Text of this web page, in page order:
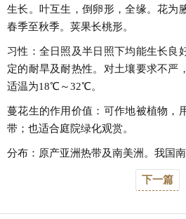
生长。叶互生，倒卵形，全缘。花为
春季至秋季。荚果长桃形。
习性：全日照及半日照下均能生长良
定的耐旱及耐热性。对土壤要求不严
适温为18℃～32℃。
蔓花生的作用价值：可作地被植物，
带；也适合庭院绿化观赏。
分布：原产亚洲热带及南美洲。我国南
下一篇